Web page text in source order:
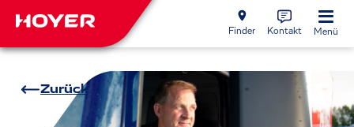
Finder Kontakt Menü
Zurück